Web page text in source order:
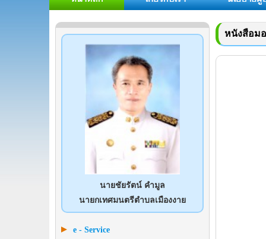
นายชัยรัตน์ คำมูล
นายกเทศมนตรีตำบลเมืองงาย
e - Service
หนังสือม